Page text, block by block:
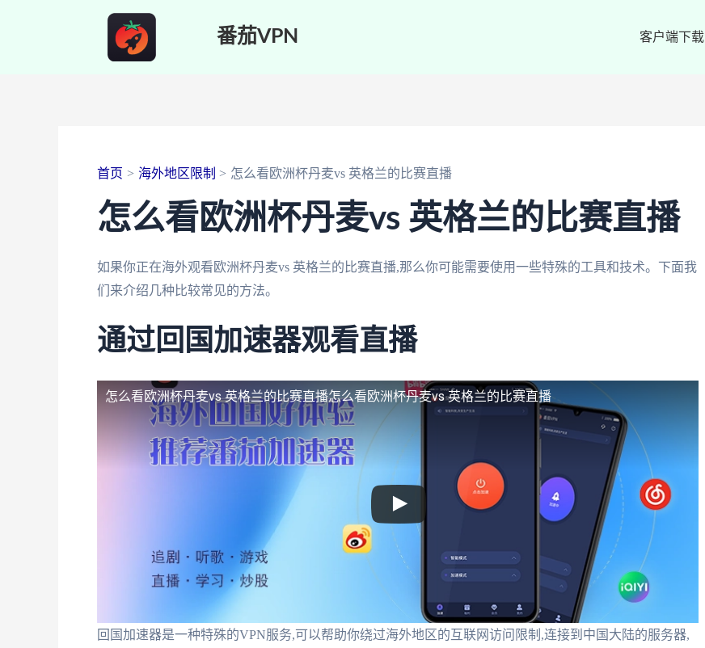
番茄VPN 客户端下载
首页 海外地区限制 怎么看欧洲杯丹麦vs 英格兰的比赛直播
怎么看欧洲杯丹麦vs 英格兰的比赛直播
如果你正在海外观看欧洲杯丹麦vs 英格兰的比赛直播,那么你可能需要使用一些特殊的工具和技术。下面我
们来介绍几种比较常见的方法。
通过回国加速器观看直播
怎么看欧洲杯丹麦vs 英格兰的比赛直播怎么看欧洲杯丹麦vs 英格兰的比赛直播
回国加速器是一种特殊的VPN服务,可以帮助你绕过海外地区的互联网访问限制,连接到中国大陆的服务器,